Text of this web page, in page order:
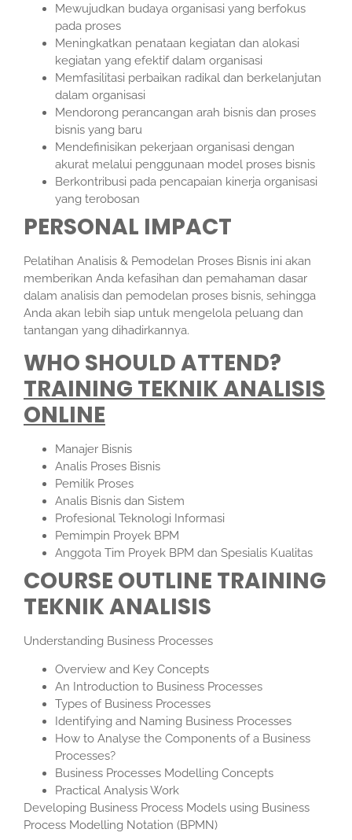
Mewujudkan budaya organisasi yang berfokus
pada proses
Meningkatkan penataan kegiatan dan alokasi
kegiatan yang efektif dalam organisasi
Memfasilitasi perbaikan radikal dan berkelanjutan
dalam organisasi
Mendorong perancangan arah bisnis dan proses
bisnis yang baru
Mendefinisikan pekerjaan organisasi dengan
akurat melalui penggunaan model proses bisnis
Berkontribusi pada pencapaian kinerja organisasi
yang terobosan
PERSONAL IMPACT
Pelatihan Analisis & Pemodelan Proses Bisnis ini akan
memberikan Anda kefasihan dan pemahaman dasar
dalam analisis dan pemodelan proses bisnis, sehingga
Anda akan lebih siap untuk mengelola peluang dan
tantangan yang dihadirkannya.
WHO SHOULD ATTEND?
TRAINING TEKNIK ANALISIS
ONLINE
Manajer Bisnis
Analis Proses Bisnis
Pemilik Proses
Analis Bisnis dan Sistem
Profesional Teknologi Informasi
Pemimpin Proyek BPM
Anggota Tim Proyek BPM dan Spesialis Kualitas
COURSE OUTLINE TRAINING
TEKNIK ANALISIS
Understanding Business Processes
Overview and Key Concepts
An Introduction to Business Processes
Types of Business Processes
Identifying and Naming Business Processes
How to Analyse the Components of a Business
Processes?
Business Processes Modelling Concepts
Practical Analysis Work
Developing Business Process Models using Business
Process Modelling Notation (BPMN)